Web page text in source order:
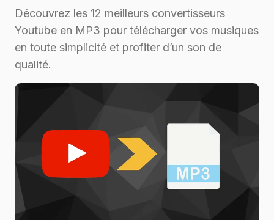
Découvrez les 12 meilleurs convertisseurs
Youtube en MP3 pour télécharger vos musiques
en toute simplicité et profiter d’un son de
qualité.